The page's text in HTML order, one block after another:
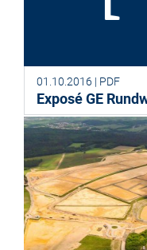
01.10.2016 | PDF
Exposé GE